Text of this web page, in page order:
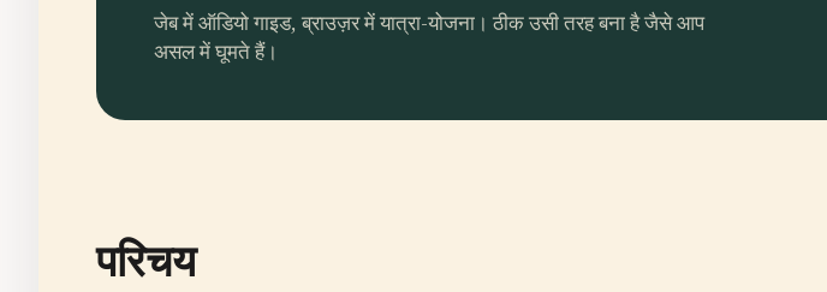
जेब में ऑडियो गाइड, ब्राउज़र में यात्रा-योजना। ठीक उसी तरह बना है जैसे आप
असल में घूमते हैं।
परिचय